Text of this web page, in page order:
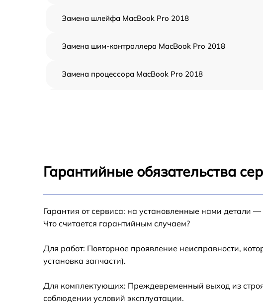
Замена шлейфа MacBook Pro 2018
Замена шим-контроллера MacBook Pro 2018
Замена процессора MacBook Pro 2018
Ремонт цепи питания MacBook Pro 2018
2018
Профилактическая чистка MacBook Pro
Замена корпуса MacBook Pro 2018
Гарантийные обязательства
Гарантия от сервиса: на установленные нами детали —
Что считается гарантийным случаем?
Для работ: Повторное проявление неисправности,
установка запчасти).
Для комплектующих: Преждевременный выход из
соблюдении условий эксплуатации.